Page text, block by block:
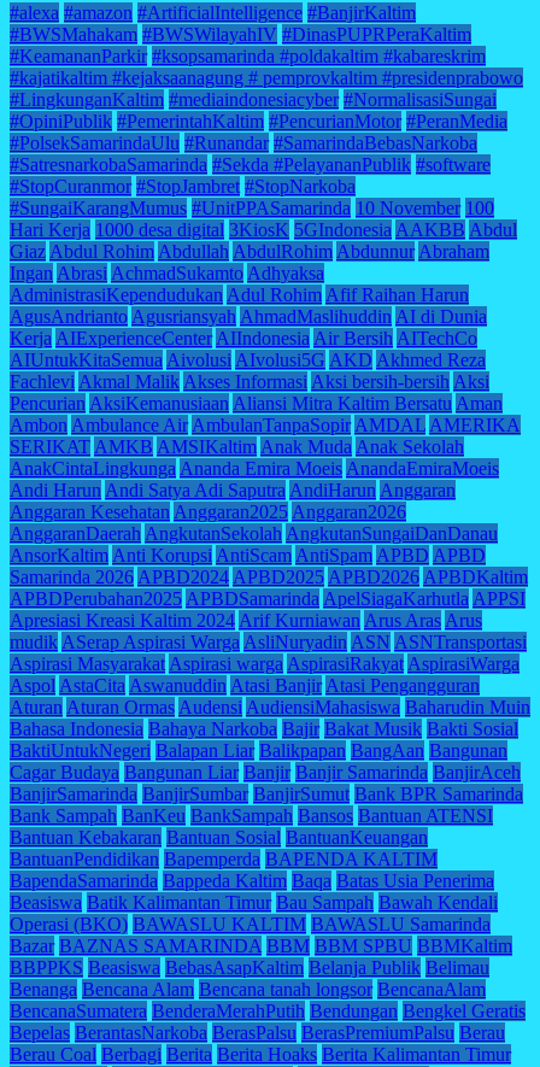
#alexa #amazon #ArtificialIntelligence #BanjirKaltim
#BWSMahakam #BWSWilayahIV #DinasPUPRPeraKaltim
#KeamananParkir #ksopsamarinda #poldakaltim #kabareskrim
#kajatikaltim #kejaksaanagung # pemprovkaltim #presidenprabowo
#LingkunganKaltim #mediaindonesiacyber #NormalisasiSungai
#OpiniPublik #PemerintahKaltim #PencurianMotor #PeranMedia
#PolsekSamarindaUlu #Runandar #SamarindaBebasNarkoba
#SatresnarkobaSamarinda #Sekda #PelayananPublik #software
#StopCuranmor #StopJambret #StopNarkoba
#SungaiKarangMumus #UnitPPASamarinda 10 November 100
Hari Kerja 1000 desa digital 3KiosK 5GIndonesia AAKBB Abdul
Giaz Abdul Rohim Abdullah AbdulRohim Abdunnur Abraham
Ingan Abrasi AchmadSukamto Adhyaksa
AdministrasiKependudukan Adul Rohim Afif Raihan Harun
AgusAndrianto Agusriansyah AhmadMaslihuddin AI di Dunia
Kerja AIExperienceCenter AIIndonesia Air Bersih AITechCo
AIUntukKitaSemua Aivolusi AIvolusi5G AKD Akhmed Reza
Fachlevi Akmal Malik Akses Informasi Aksi bersih-bersih Aksi
Pencurian AksiKemanusiaan Aliansi Mitra Kaltim Bersatu Aman
Ambon Ambulance Air AmbulanTanpaSopir AMDAL AMERIKA
SERIKAT AMKB AMSIKaltim Anak Muda Anak Sekolah
AnakCintaLingkunga Ananda Emira Moeis AnandaEmiraMoeis
Andi Harun Andi Satya Adi Saputra AndiHarun Anggaran
Anggaran Kesehatan Anggaran2025 Anggaran2026
AnggaranDaerah AngkutanSekolah AngkutanSungaiDanDanau
AnsorKaltim Anti Korupsi AntiScam AntiSpam APBD APBD
Samarinda 2026 APBD2024 APBD2025 APBD2026 APBDKaltim
APBDPerubahan2025 APBDSamarinda ApelSiagaKarhutla APPSI
Apresiasi Kreasi Kaltim 2024 Arif Kurniawan Arus Aras Arus
mudik ASerap Aspirasi Warga AsliNuryadin ASN ASNTransportasi
Aspirasi Masyarakat Aspirasi warga AspirasiRakyat AspirasiWarga
Aspol AstaCita Aswanuddin Atasi Banjir Atasi Pengangguran
Aturan Aturan Ormas Audensi AudiensiMahasiswa Baharudin Muin
Bahasa Indonesia Bahaya Narkoba Bajir Bakat Musik Bakti Sosial
BaktiUntukNegeri Balapan Liar Balikpapan BangAan Bangunan
Cagar Budaya Bangunan Liar Banjir Banjir Samarinda BanjirAceh
BanjirSamarinda BanjirSumbar BanjirSumut Bank BPR Samarinda
Bank Sampah BanKeu BankSampah Bansos Bantuan ATENSI
Bantuan Kebakaran Bantuan Sosial BantuanKeuangan
BantuanPendidikan Bapemperda BAPENDA KALTIM
BapendaSamarinda Bappeda Kaltim Baqa Batas Usia Penerima
Beasiswa Batik Kalimantan Timur Bau Sampah Bawah Kendali
Operasi (BKO) BAWASLU KALTIM BAWASLU Samarinda
Bazar BAZNAS SAMARINDA BBM BBM SPBU BBMKaltim
BBPPKS Beasiswa BebasAsapKaltim Belanja Publik Belimau
Benanga Bencana Alam Bencana tanah longsor BencanaAlam
BencanaSumatera BenderaMerahPutih Bendungan Bengkel Geratis
Bepelas BerantasNarkoba BerasPalsu BerasPremiumPalsu Berau
Berau Coal Berbagi Berita Berita Hoaks Berita Kalimantan Timur